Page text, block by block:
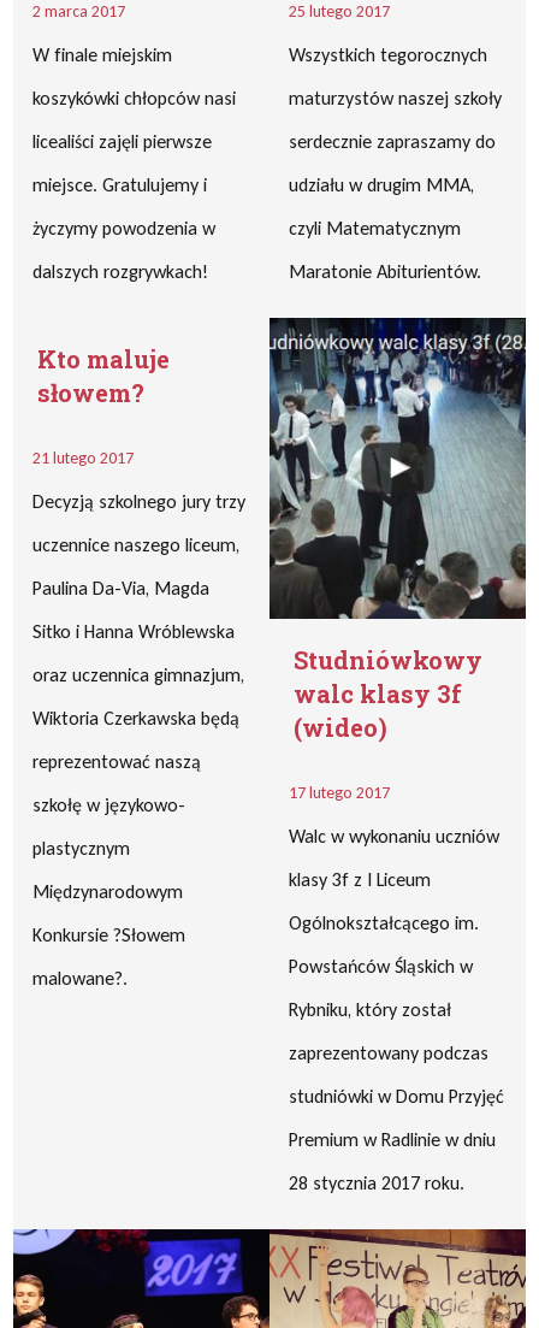
2 marca 2017
W finale miejskim
koszykówki chłopców nasi
licealiści zajęli pierwsze
miejsce. Gratulujemy i
życzymy powodzenia w
dalszych rozgrywkach!
25 lutego 2017
Wszystkich tegorocznych
maturzystów naszej szkoły
serdecznie zapraszamy do
udziału w drugim MMA,
czyli Matematycznym
Maratonie Abiturientów.
Kto maluje
słowem?
21 lutego 2017
Decyzją szkolnego jury trzy
uczennice naszego liceum,
Paulina Da-Via, Magda
Sitko i Hanna Wróblewska
oraz uczennica gimnazjum,
Wiktoria Czerkawska będą
reprezentować naszą
szkołę w językowo-
plastycznym
Międzynarodowym
Konkursie ?Słowem
malowane?.
Studniówkowy
walc klasy 3f
(wideo)
17 lutego 2017
Walc w wykonaniu uczniów
klasy 3f z I Liceum
Ogólnokształcącego im.
Powstańców Śląskich w
Rybniku, który został
zaprezentowany podczas
studniówki w Domu Przyjęć
Premium w Radlinie w dniu
28 stycznia 2017 roku.